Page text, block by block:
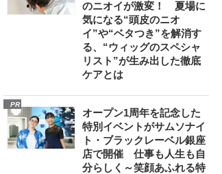
のニオイが激変！ 夏場に
気になる“頭皮のニオ
イ”や“ベタつき”を解消す
る、“ウィッグのスペシャ
リスト”が生み出した徹底
ケアとは
PR
オープン1周年を記念した
特別イベントがサムソナイ
ト・ブラックレーベル銀座
店で開催 仕事も人生も自
分らしく～笑顔あふれる特